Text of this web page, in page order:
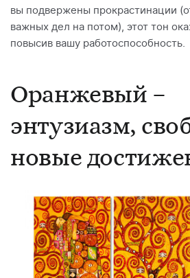
вы подвержены прокрастинации
важных дел на потом), этот тон
повысив вашу работоспособность.
Оранжевый –
энтузиазм,
новые